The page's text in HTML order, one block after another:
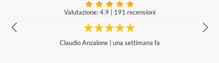
Valutazione: 4.9 191 recensioni
Ho affidato il bouquet di laurea per mio figlio alla